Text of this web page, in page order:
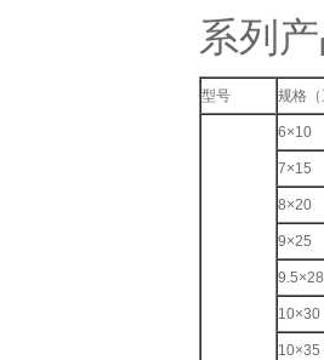
系列
型号 规格
6×10
7×15
8×20
9×25
9.5×28
10×30
10×35